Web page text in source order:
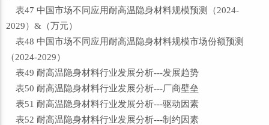
表47 中国市场不同应用耐高温隐身材料规模预测（2024-
2029）&（万元）
表48 中国市场不同应用耐高温隐身材料规模市场份额预测
（2024-2029）
表49 耐高温隐身材料行业发展分析---发展趋势
表50 耐高温隐身材料行业发展分析---厂商壁垒
表51 耐高温隐身材料行业发展分析---驱动因素
表52 耐高温隐身材料行业发展分析---制约因素